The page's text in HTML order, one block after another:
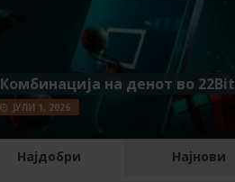
Комбинација на денот во 22Bit
ЈУЛИ 1, 2026
Најдобри Најнови